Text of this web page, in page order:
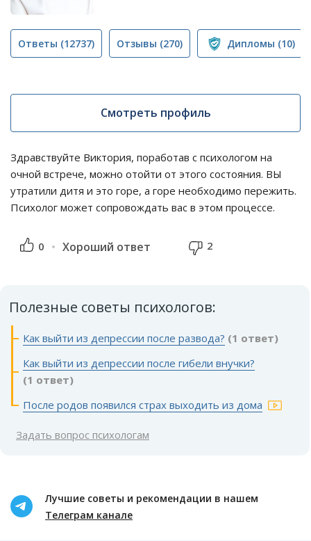
Ответы (12737) Отзывы (270) Дипломы (10)
Смотреть профиль
Здравствуйте Виктория, поработав с психологом на
очной встрече, можно отойти от этого состояния. ВЫ
утратили дитя и это горе, а горе необходимо пережить.
Психолог может сопровождать вас в этом процессе.
0 Хороший ответ 2
Полезные советы психологов:
Как выйти из депрессии после развода? (1 ответ)
Как выйти из депрессии после гибели внучки?
(1 ответ)
После родов появился страх выходить из дома
Задать вопрос психологам
Лучшие советы и рекомендации в нашем
Телеграм канале